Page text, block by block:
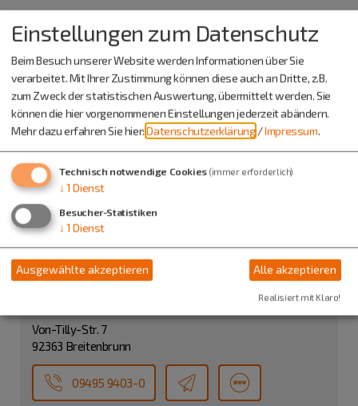
Treffpunkt: Marktplatz
Veranstalter
Von-Tilly-Str. 7
92363 Breitenbrunn
09495 9403-0
Einstellungen zum Datenschutz
Beim Besuch unserer Website werden Informationen über Sie
verarbeitet. Mit Ihrer Zustimmung können diese auch an Dritte, z.B.
zum Zweck der statistischen Auswertung, übermittelt werden. Sie
können die hier vorgenommenen Einstellungen jederzeit abändern.
Mehr dazu erfahren Sie hier:Datenschutzerklärung /Impressum.
Technisch notwendige Cookies (immer erforderlich)
↓ 1 Dienst
Besucher-Statistiken
↓ 1 Dienst
Ausgewählte akzeptieren Alle akzeptieren
Realisiert mit Klaro!